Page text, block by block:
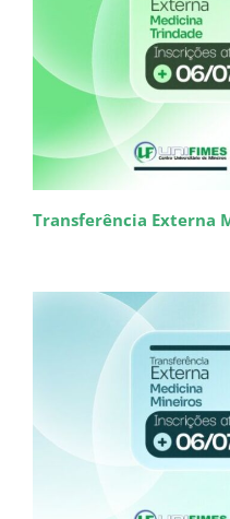
Transferência Externa